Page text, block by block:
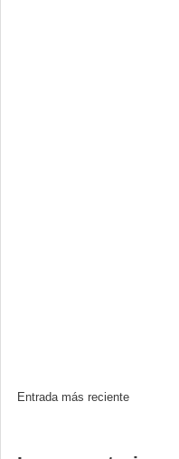
Entrada más reciente